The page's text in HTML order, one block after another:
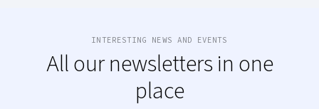
INTERESTING NEWS AND EVENTS
All our newsletters in one
place